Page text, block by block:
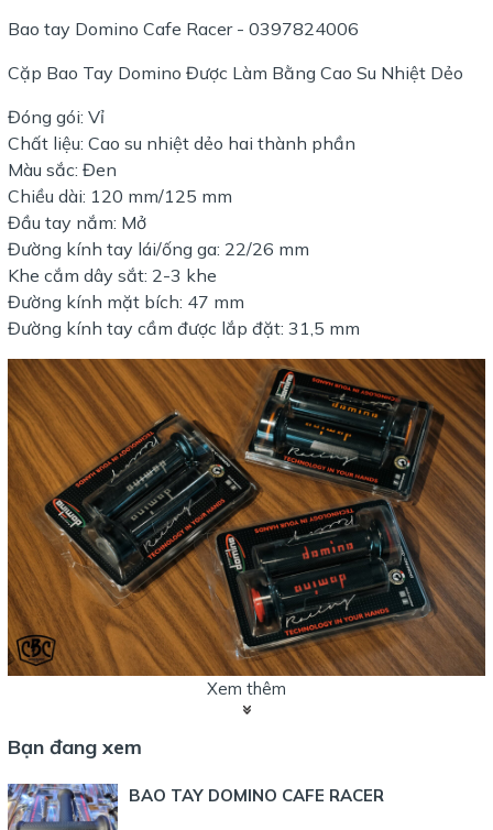
Bao tay Domino Cafe Racer - 0397824006
Cặp Bao Tay Domino Được Làm Bằng Cao Su Nhiệt Dẻo
Đóng gói: Vỉ
Chất liệu: Cao su nhiệt dẻo hai thành phần
Màu sắc: Đen
Chiều dài: 120 mm/125 mm
Đầu tay nắm: Mở
Đường kính tay lái/ống ga: 22/26 mm
Khe cắm dây sắt: 2-3 khe
Đường kính mặt bích: 47 mm
Đường kính tay cầm được lắp đặt: 31,5 mm
Xem thêm
Bạn đang xem
BAO TAY DOMINO CAFE RACER